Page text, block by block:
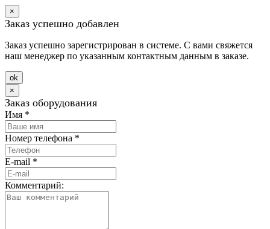
×
Заказ успешно добавлен
Заказ успешно зарегистрирован в системе. С вами свяжется
наш менеджер по указанным контактным данным в заказе.
оk
×
Заказ оборудования
Имя *
Номер телефона *
E-mail *
Комментарий: